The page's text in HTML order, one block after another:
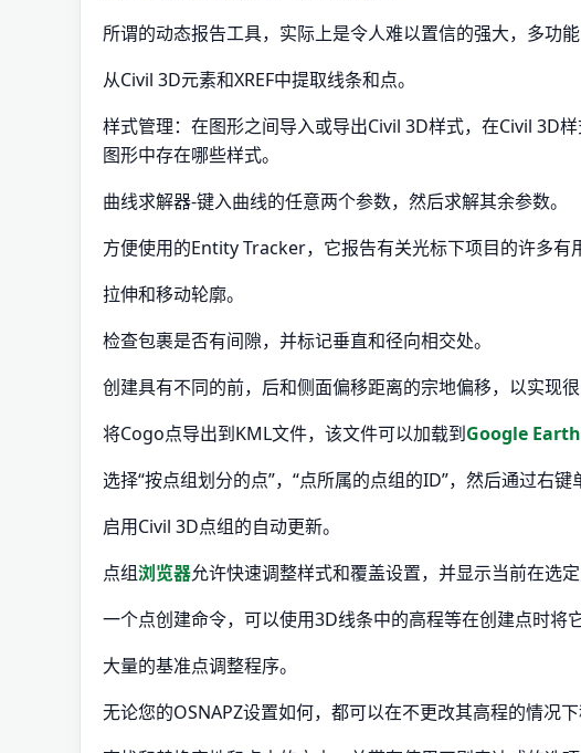
所谓的动态报告工具，实际上是令人难以置信的强大，多功
从Civil 3D元素和XREF中提取线条和点。
样式管理：在图形之间导入或导出Civil 3D样式，在Civil 3D
图形中存在哪些样式。
曲线求解器-键入曲线的任意两个参数，然后求解其余参数。
方便使用的Entity Tracker，它报告有关光标下项目的许多有
拉伸和移动轮廓。
检查包裹是否有间隙，并标记垂直和径向相交处。
创建具有不同的前，后和侧面偏移距离的宗地偏移，以实现很
将Cogo点导出到KML文件，该文件可以加载到Google Earth
选择“按点组划分的点”，“点所属的点组的ID”，然后通过右键
启用Civil 3D点组的自动更新。
点组浏览器允许快速调整样式和覆盖设置，并显示当前在选
一个点创建命令，可以使用3D线条中的高程等在创建点时将
大量的基准点调整程序。
无论您的OSNAPZ设置如何，都可以在不更改其高程的情况下